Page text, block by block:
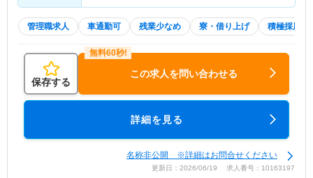
管理職求人 車通勤可 残業少なめ 寮・借り上げ 積極採用中
保存する
この求人を問い合わせる
詳細を見る
名称非公開 ※詳細はお問合せください
更新日：2026/06/19 求人番号：10163197